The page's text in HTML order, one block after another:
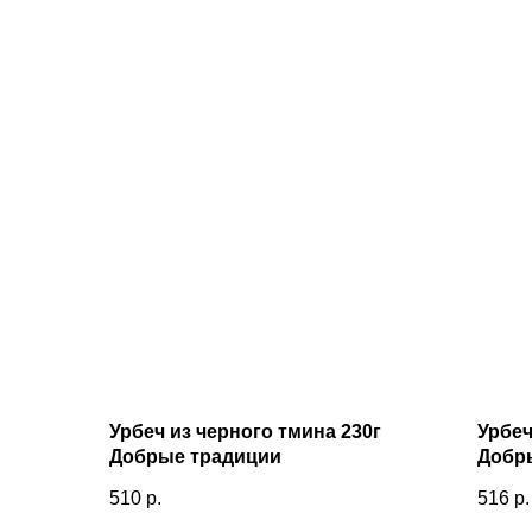
Урбеч из черного тмина 230г
Добрые традиции
510 р. 516 р.